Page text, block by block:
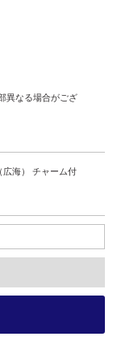
異なる場合がござ
海） チャーム付